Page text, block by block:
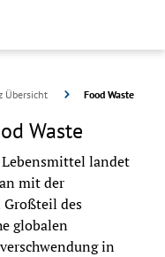
Übersicht Food Waste
Waste
landet
mit der
Großteil des
globalen
in